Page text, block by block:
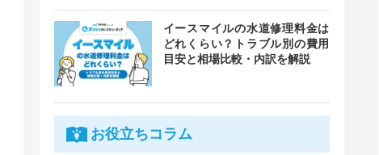
イースマイルの水道修理料金は
どれくらい？トラブル別の費用
目安と相場比較・内訳を解説
お役立ちコラム